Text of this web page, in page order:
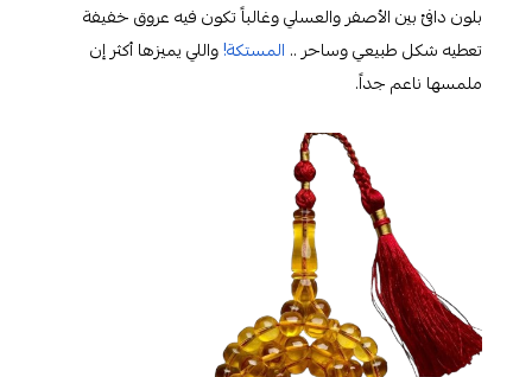
بلون دافئ بين الأصفر والعسلي وغالباً تكون فيه عروق خفيفة
تعطيه شكل طبيعي وساحر ..المستكة!واللي يميزها أكثر إن
ملمسها ناعم جداً.